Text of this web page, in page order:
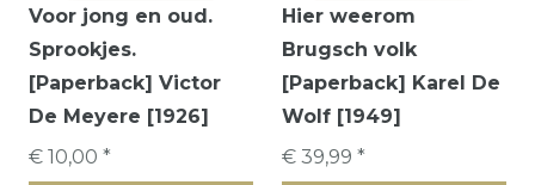
Voor jong en oud.
Sprookjes.
[Paperback] Victor
De Meyere [1926]
€ 10,00 *
Hier weerom
Brugsch volk
[Paperback] Karel De
Wolf [1949]
€ 39,99 *